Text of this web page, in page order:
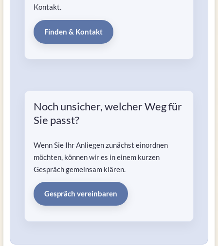
Kontakt.
Finden & Kontakt
Noch unsicher, welcher Weg für
Sie passt?
Wenn Sie Ihr Anliegen zunächst einordnen
möchten, können wir es in einem kurzen
Gespräch gemeinsam klären.
Gespräch vereinbaren